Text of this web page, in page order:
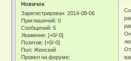
Новичок
Зарегистрирован: 2014-08-06
Приглашений: 0
Сообщений: 5
Уважение: [+0/-0]
Позитив: [+0/-0]
Пол: Женский
Провел на форуме: